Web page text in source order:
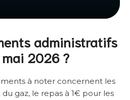
administratifs
2026 ?
à noter concernent les
gaz, le repas à 1€ pour les